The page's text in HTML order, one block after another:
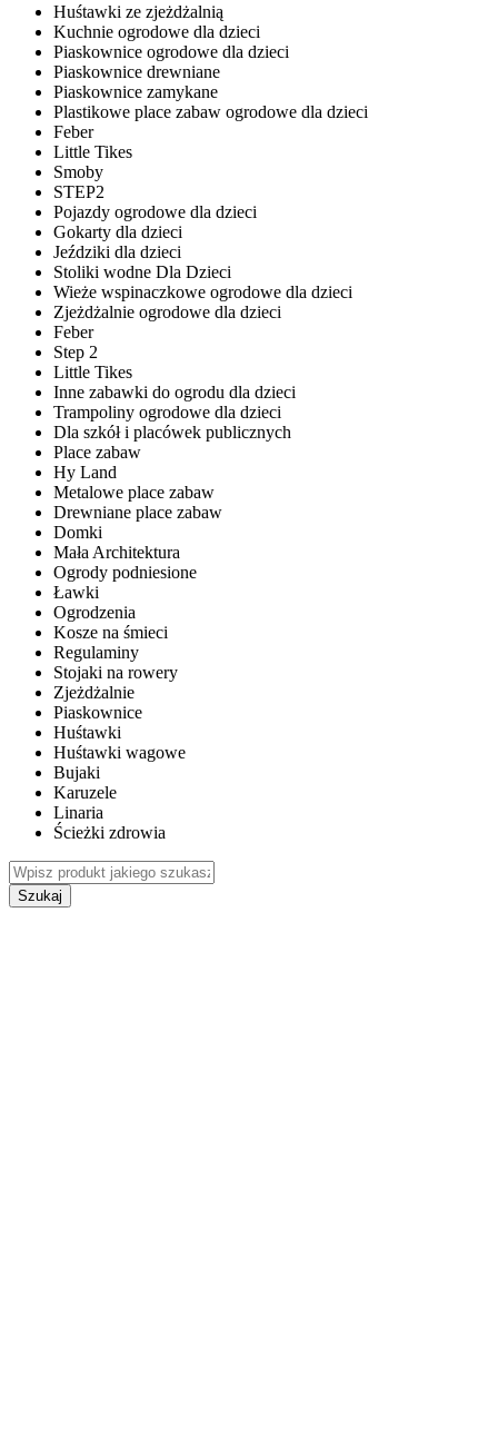
Huśtawki ze zjeżdżalnią
Kuchnie ogrodowe dla dzieci
Piaskownice ogrodowe dla dzieci
Piaskownice drewniane
Piaskownice zamykane
Plastikowe place zabaw ogrodowe dla dzieci
Feber
Little Tikes
Smoby
STEP2
Pojazdy ogrodowe dla dzieci
Gokarty dla dzieci
Jeździki dla dzieci
Stoliki wodne Dla Dzieci
Wieże wspinaczkowe ogrodowe dla dzieci
Zjeżdżalnie ogrodowe dla dzieci
Feber
Step 2
Little Tikes
Inne zabawki do ogrodu dla dzieci
Trampoliny ogrodowe dla dzieci
Dla szkół i placówek publicznych
Place zabaw
Hy Land
Metalowe place zabaw
Drewniane place zabaw
Domki
Mała Architektura
Ogrody podniesione
Ławki
Ogrodzenia
Kosze na śmieci
Regulaminy
Stojaki na rowery
Zjeżdżalnie
Piaskownice
Huśtawki
Huśtawki wagowe
Bujaki
Karuzele
Linaria
Ścieżki zdrowia
Szukaj